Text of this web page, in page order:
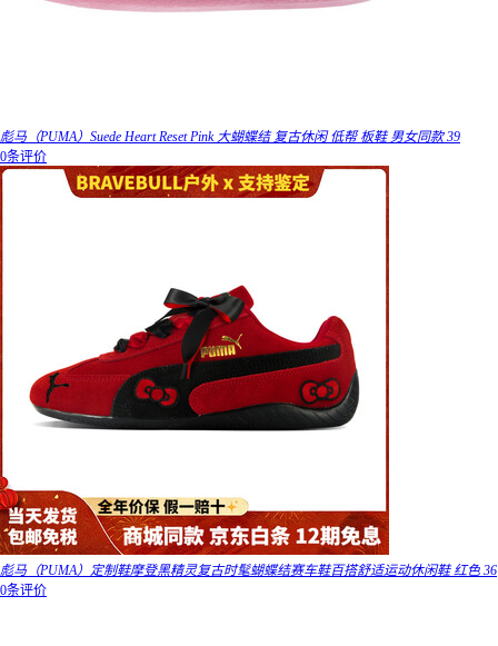
彪马（PUMA）Suede Heart Reset Pink 大蝴蝶结 复古休闲 低帮 板鞋 男女同款 39
0条评价
彪马（PUMA）定制鞋摩登黑精灵复古时髦蝴蝶结赛车鞋百搭舒适运动休闲鞋 红色 36
0条评价